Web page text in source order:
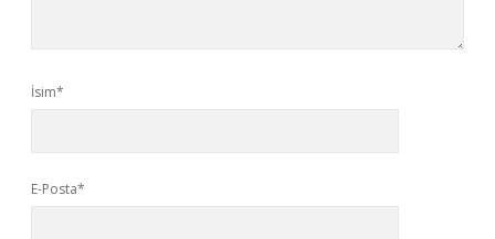
İsim*
E-Posta*